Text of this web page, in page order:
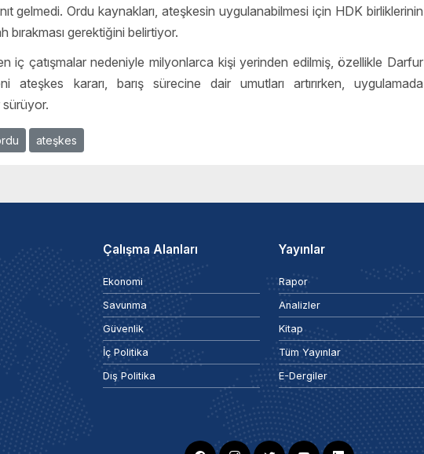
gelmedi. Ordu kaynakları, ateşkesin uygulanabilmesi için HDK birliklerinin
gerektiğini belirtiyor.
iç çatışmalar nedeniyle milyonlarca kişi yerinden edilmiş, özellikle Darfur
ateşkes kararı, barış sürecine dair umutları artırırken, uygulamada
sürüyor.
ateşkes
Çalışma Alanları
Ekonomi
Savunma
Güvenlik
İç Politika
Dış Politika
Yayınlar
Rapor
Analizler
Kitap
Tüm Yayınlar
E-Dergiler